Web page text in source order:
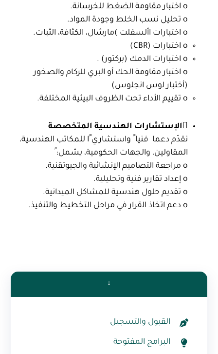
o اختبار مقاومة الضغط للخرسانة.
o تحليل نسب الخلط وجودة المواد.
o اختبارات األسفلت )مارشال، الكثافة، الثبات.
o اختبارات (CBR)
o اختبارات الدمك (بركتور) .
o اختبار مقاومة الحك أو البري للركام والصخور
(أختبار لوس انجلوس)
o تقييم الأداء تحت الظروف البيئية المختلفة.
الإستشارات الهندسية المتخصصة
نقدّم دعما فنيا ً واستشاري ًا للمكاتب الهندسية،
المقاولين، والجهات الحكومية، يشمل: ً
o مراجعة التصاميم الإنشائية والجيوتقنية.
o إعداد تقارير فنية وتحليلية.
o تقديم حلول هندسية للمشاكل الميدانية.
o دعم اتخاذ القرار في مراحل التخطيط والتنفيذ.
↓
القبول والتسجيل
البرامج المفتوحة